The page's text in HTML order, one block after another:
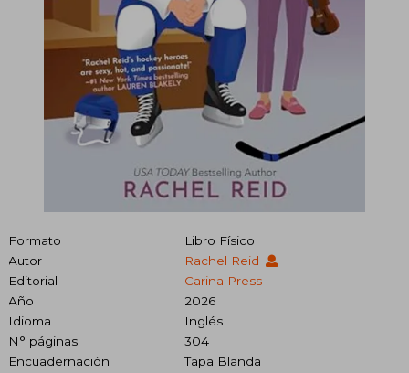
Formato
Libro Físico
Autor
Rachel Reid
Editorial
Carina Press
Año
2026
Idioma
Inglés
N° páginas
304
Encuadernación
Tapa Blanda